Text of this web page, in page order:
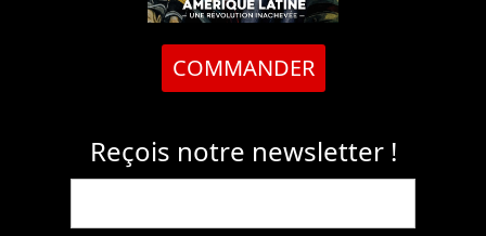
COMMANDER
Reçois notre newsletter !